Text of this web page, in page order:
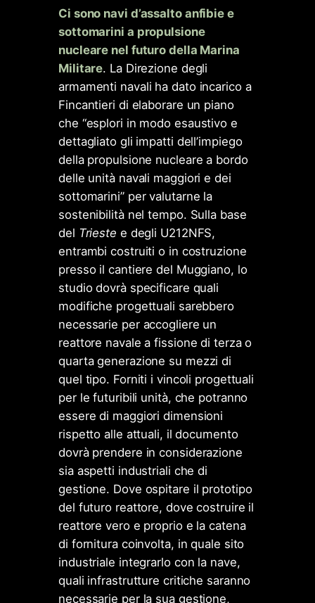
Ci sono navi d’assalto anfibie e
sottomarini a propulsione
nucleare nel futuro della Marina
Militare. La Direzione degli
armamenti navali ha dato incarico a
Fincantieri di elaborare un piano
che “esplori in modo esaustivo e
dettagliato gli impatti dell’impiego
della propulsione nucleare a bordo
delle unità navali maggiori e dei
sottomarini” per valutarne la
sostenibilità nel tempo. Sulla base
del Trieste e degli U212NFS,
entrambi costruiti o in costruzione
presso il cantiere del Muggiano, lo
studio dovrà specificare quali
modifiche progettuali sarebbero
necessarie per accogliere un
reattore navale a fissione di terza o
quarta generazione su mezzi di
quel tipo. Forniti i vincoli progettuali
per le futuribili unità, che potranno
essere di maggiori dimensioni
rispetto alle attuali, il documento
dovrà prendere in considerazione
sia aspetti industriali che di
gestione. Dove ospitare il prototipo
del futuro reattore, dove costruire il
reattore vero e proprio e la catena
di fornitura coinvolta, in quale sito
industriale integrarlo con la nave,
quali infrastrutture critiche saranno
necessarie per la sua gestione,